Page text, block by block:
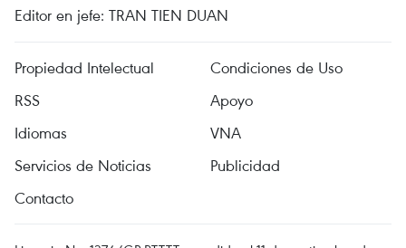
Editor en jefe: TRAN TIEN DUAN
Propiedad Intelectual
Condiciones de Uso
RSS
Apoyo
Idiomas
VNA
Servicios de Noticias
Publicidad
Contacto